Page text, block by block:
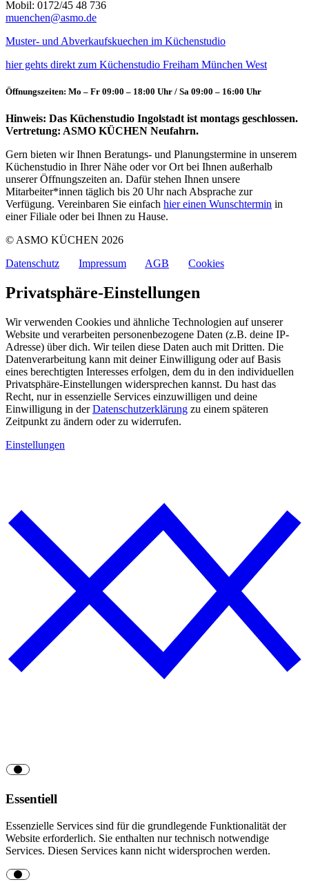
Mobil: 0172/45 48 736
muenchen@asmo.de
Muster- und Abverkaufskuechen im Küchenstudio
hier gehts direkt zum Küchenstudio Freiham München West
Öffnungszeiten: Mo – Fr 09:00 – 18:00 Uhr / Sa 09:00 – 16:00 Uhr
Hinweis: Das Küchenstudio Ingolstadt ist montags geschlossen.
Vertretung: ASMO KÜCHEN Neufahrn.
Gern bieten wir Ihnen Beratungs- und Planungstermine in unserem
Küchenstudio in Ihrer Nähe oder vor Ort bei Ihnen außerhalb
unserer Öffnungszeiten an. Dafür stehen Ihnen unsere
Mitarbeiter*innen täglich bis 20 Uhr nach Absprache zur
Verfügung. Vereinbaren Sie einfach hier einen Wunschtermin in
einer Filiale oder bei Ihnen zu Hause.
© ASMO KÜCHEN 2026
Datenschutz
Impressum AGB Cookies
Privatsphäre-Einstellungen
Wir verwenden Cookies und ähnliche Technologien auf unserer
Website und verarbeiten personenbezogene Daten (z.B. deine IP-
Adresse) über dich. Wir teilen diese Daten auch mit Dritten. Die
Datenverarbeitung kann mit deiner Einwilligung oder auf Basis
eines berechtigten Interesses erfolgen, dem du in den individuellen
Privatsphäre-Einstellungen widersprechen kannst. Du hast das
Recht, nur in essenzielle Services einzuwilligen und deine
Einwilligung in derDatenschutzerklärung zu einem späteren
Zeitpunkt zu ändern oder zu widerrufen.
Einstellungen
Essentiell
Essenzielle Services sind für die grundlegende Funktionalität der
Website erforderlich. Sie enthalten nur technisch notwendige
Services. Diesen Services kann nicht widersprochen werden.